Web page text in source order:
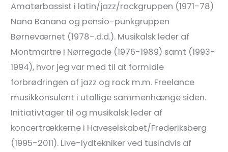
Amatørbassist i latin/jazz/rockgruppen (1971-78)
Nana Banana og pensio-punkgruppen
Børneværnet (1978-.d.d.). Musikalsk leder af
Montmartre i Nørregade (1976-1989) samt (1993-
1994), hvor jeg var med til at formidle
forbrødringen af jazz og rock m.m. Freelance
musikkonsulent i utallige sammenhænge siden.
Initiativtager til og musikalsk leder af
koncertrækkerne i Haveselskabet/Frederiksberg
(1995-2011). Live-lydtekniker ved tusindvis af